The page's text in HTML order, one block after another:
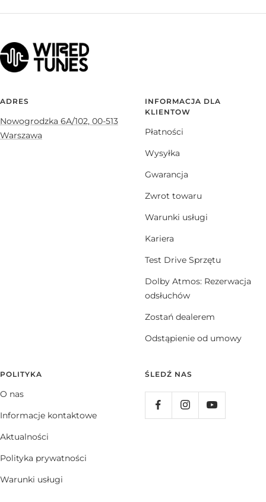
ADRES
Nowogrodzka 6A/102, 00-513
Warszawa
INFORMACJA DLA
KLIENTOW
Płatności
Wysyłka
Gwarancja
Zwrot towaru
Warunki usługi
Kariera
Test Drive Sprzętu
Dolby Atmos: Rezerwacja
odsłuchów
Zostań dealerem
Odstąpienie od umowy
POLITYKA
O nas
Informacje kontaktowe
Aktualności
Polityka prywatności
Warunki usługi
ŚLEDŹ NAS